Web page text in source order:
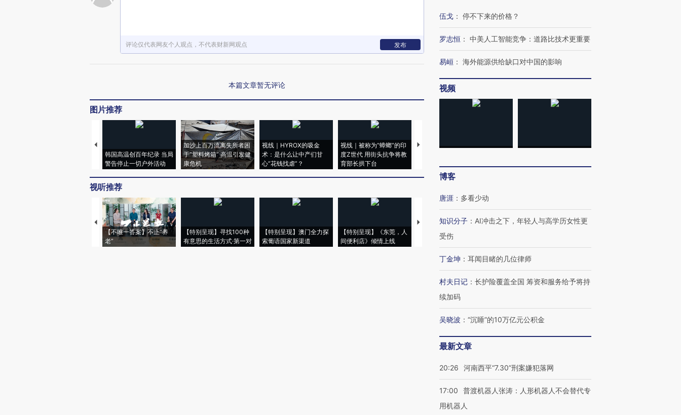
评论仅代表网友个人观点，不代表财新网观点 发布
本篇文章暂无评论
图片推荐
韩国高温创百年纪录 当局
警告停止一切户外活动
加沙上百万流离失所者困
于“塑料烤箱” 高温引发健
康危机
视线｜HYROX的吸金
术：是什么让中产们甘
心“花钱找虐”？
视线｜被称为“蟑螂”的印
度Z世代 用街头抗争将教
育部长拱下台
视线｜“入侵”还是“人道危
湖北宜昌局部短时降雨
哈尔滨遭遇短时极端强降
视听推荐
【不唯一答案】不止“养
老”
【特别呈现】寻找100种
有意思的生活方式·第一对
【特别呈现】澳门全力探
索葡语国家新渠道
【特别呈现】《东莞，人
间便利店》倾情上线
【推广】走进第四届链博
会，让数智科技“链”接产
【商旅对话】华住集团
伍戈 ： 停不下来的价格？
罗志恒 ： 中美人工智能竞争：道路比技术更重要
易峘 ： 海外能源供给缺口对中国的影响
视频
博客
唐涯 ： 多看少动
知识分子 ： AI冲击之下，年轻人与高学历女性更
受伤
丁金坤 ： 耳闻目睹的几位律师
村夫日记 ： 长护险覆盖全国 筹资和服务给予将持
续加码
吴晓波 ： “沉睡”的10万亿元公积金
最新文章
20:26 河南西平“7.30”刑案嫌犯落网
17:00
普渡机器人张涛：人形机器人不会替代专
用机器人